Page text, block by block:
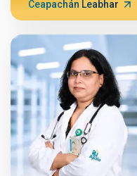
Ceapachán Leabhar